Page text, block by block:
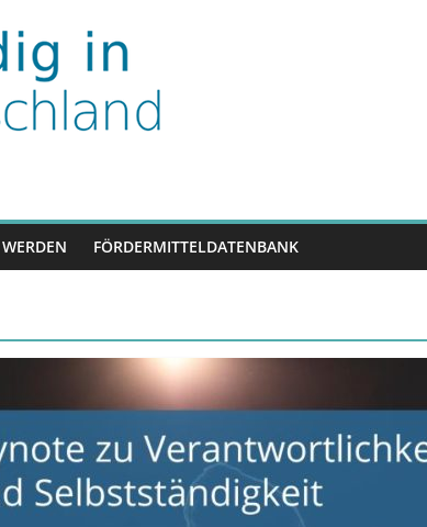
FÖRDERMITTELDATENBANK